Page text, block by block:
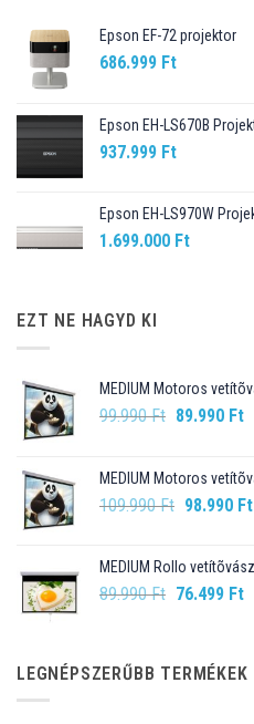
Epson EF-72 projektor
686.999 Ft
Epson EH-LS670B
937.999 Ft
Epson EH-LS970W
1.699.000 Ft
EZT NE HAGYD KI
MEDIUM Motoros
99.990Ft Original
99.990 Ft.
89.990 Ft
MEDIUM Motoros
109.990Ft Original
109.990
98.990 Ft
MEDIUM Rollo
89.990Ft Original
89.990 Ft.
76.499 Ft
LEGNÉPSZERŰBB TERMÉKEK